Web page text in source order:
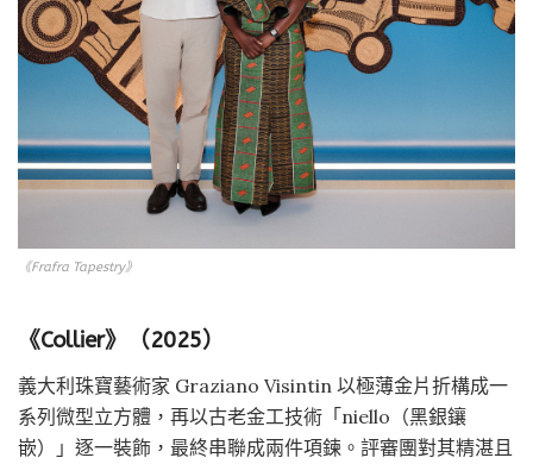
《Frafra Tapestry》
《Collier》（2025）
義大利珠寶藝術家 Graziano Visintin 以極薄金片折構成一
系列微型立方體，再以古老金工技術「niello（黑銀鑲
嵌）」逐一裝飾，最終串聯成兩件項鍊。評審團對其精湛且